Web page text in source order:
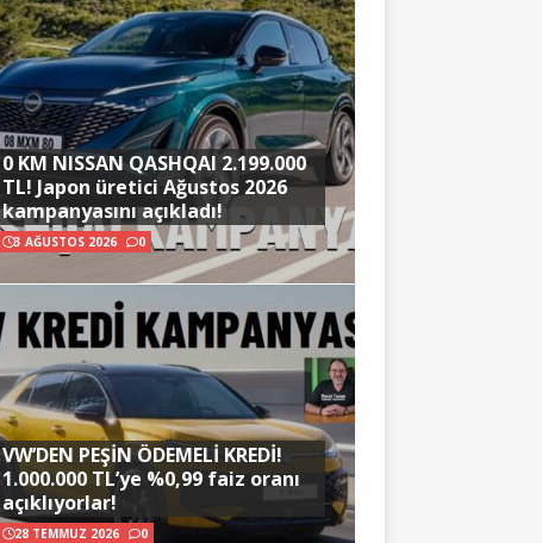
0 KM NISSAN QASHQAI 2.199.000
TL! Japon üretici Ağustos 2026
kampanyasını açıkladı!
3 AĞUSTOS 2026 0
VW’DEN PEŞİN ÖDEMELİ KREDİ!
1.000.000 TL’ye %0,99 faiz oranı
açıklıyorlar!
28 TEMMUZ 2026 0